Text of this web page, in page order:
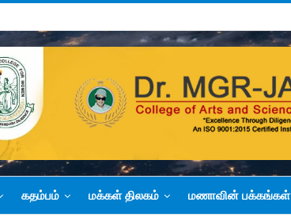
கதம்பம் மக்கள் திலகம் மணாவின் பக்கங்கள்